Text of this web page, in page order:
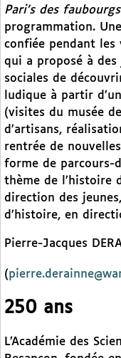
Pari’s des faubourgs
programmation.
confiée pendant les
qui a proposé à
sociales de
ludique à partir
(visites du musée
d’artisans,
rentrée de
forme de parcours-
thème de l’histoire
direction des
d’histoire, en
Pierre-Jacques
(
250 ans
L’Académie des